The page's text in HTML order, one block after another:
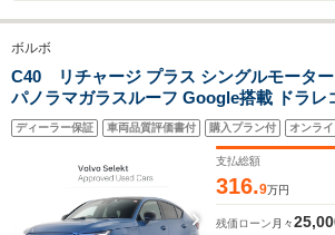
ボルボ
C40 リチャージ プラス シングルモータ
パノラマガラスルーフ Google搭載 ドラレ
ヒーター ステアリングホイールヒーター
ート 360°カメラ フィヨルドブルーメタリ
スマホチャージ 19インチAW
ディーラー保証 車両品質評価書付 購入プラン付 オンラ
支払総額
316.9万円
残価ローン 月々